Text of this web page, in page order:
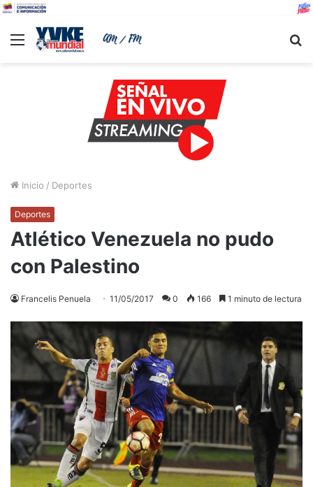
Menu
Inicio / Deportes
Deportes
Atlético Venezuela no pudo
con Palestino
Francelis Penuela 11/05/2017 0 166 1 minuto de lectura